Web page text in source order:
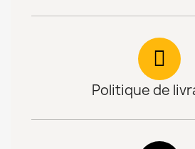
Politique de